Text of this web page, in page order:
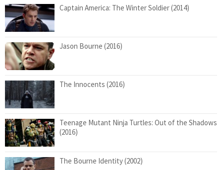
Captain America: The Winter Soldier (2014)
Jason Bourne (2016)
The Innocents (2016)
Teenage Mutant Ninja Turtles: Out of the Shadows
(2016)
The Bourne Identity (2002)